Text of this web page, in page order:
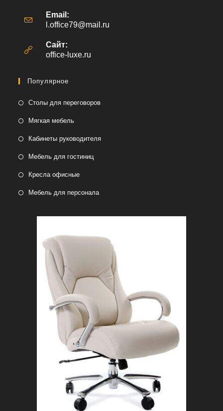
Email:
l.office79@mail.ru
Сайт:
office-luxe.ru
Популярное
Столы для переговоров
Мягкая мебель
Кабинеты руководителя
Мебель для гостиниц
Кресла офисные
Мебель для персонала